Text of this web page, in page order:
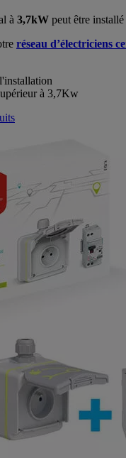
à 3,7kW peut être
réseau d’électriciens
à 3,7Kw